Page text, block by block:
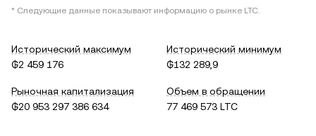
* Следующие данные показывают информацию о рынке LTC.
Исторический максимум
₲2 459 176
Исторический минимум
₲132 289,9
Рыночная капитализация
₲20 953 297 386 634
Объем в обращении
77 469 573 LTC